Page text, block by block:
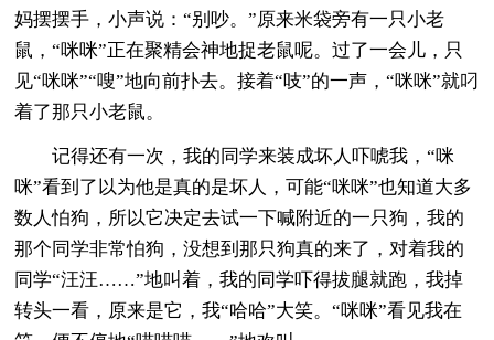
妈摆摆手，小声说：“别吵。”原来米袋旁有一只小老
鼠，“咪咪”正在聚精会神地捉老鼠呢。过了一会儿，只
见“咪咪”“嗖”地向前扑去。接着“吱”的一声，“咪咪”就叼
着了那只小老鼠。
记得还有一次，我的同学来装成坏人吓唬我，“咪
咪”看到了以为他是真的是坏人，可能“咪咪”也知道大多
数人怕狗，所以它决定去试一下喊附近的一只狗，我的
那个同学非常怕狗，没想到那只狗真的来了，对着我的
同学“汪汪……”地叫着，我的同学吓得拔腿就跑，我掉
转头一看，原来是它，我“哈哈”大笑。“咪咪”看见我在